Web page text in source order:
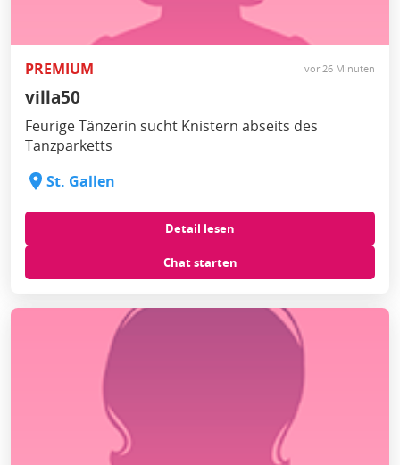
PREMIUM vor 26 Minuten
villa50
Feurige Tänzerin sucht Knistern abseits des
Tanzparketts
St. Gallen
Detail lesen
Chat starten